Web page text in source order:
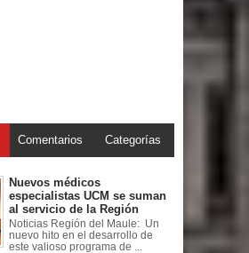
Comentarios Categorías
Nuevos médicos
especialistas UCM se suman
al servicio de la Región
Noticias Región del Maule: Un
nuevo hito en el desarrollo de
este valioso programa de ...